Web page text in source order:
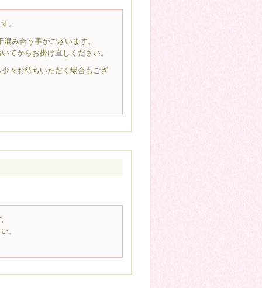
。
み合う事がございます。
てからお掛け直しください。
々お待ちいただく場合もござ
。